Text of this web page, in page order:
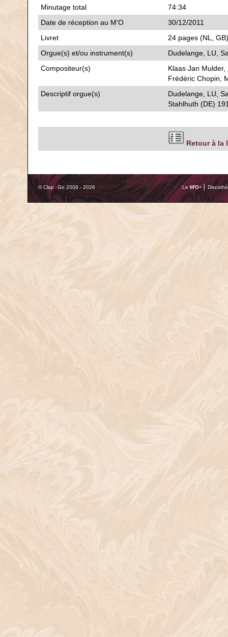
Minutage total
74:34
Date de réception au M'O
30/12/2011
Livret
24 pages (NL,
Orgue(s) et/ou instrument(s)
Dudelange, LU,
Compositeur(s)
Klaas Jan Mulder,
Frédéric Chopin,
Descriptif orgue(s)
Dudelange, LU,
Stahlhuth (DE)
Retour à la
© Clap&Go 2006 - 2026 Le M'O+ ⎢